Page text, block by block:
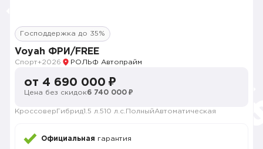
Господдержка до 35%
Voyah ФРИ/FREE
Спорт+2026 РОЛЬФ Автопрайм
от 4 690 000 ₽
Цена без скидок6 740 000 ₽
Кроссовер Гибрид1.5 л. 510 л.с. ПолныйАвтоматическая
Официальная гарантия